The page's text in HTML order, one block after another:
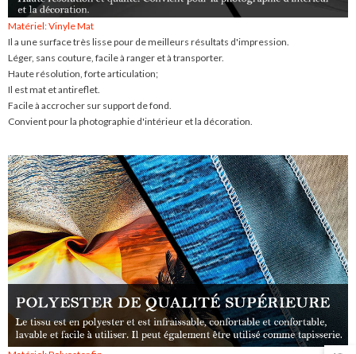
Matériel: Vinyle Mat
Il a une surface très lisse pour de meilleurs résultats d'impression.
Léger, sans couture, facile à ranger et à transporter.
Haute résolution, forte articulation;
Il est mat et antireflet.
Facile à accrocher sur support de fond.
Convient pour la photographie d'intérieur et la décoration.